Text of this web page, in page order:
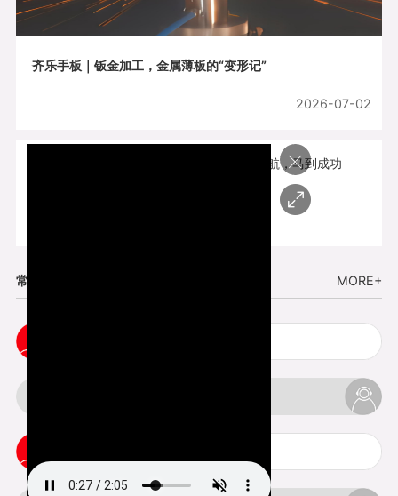
齐乐手板｜钣金加工，金属薄板的“变形记”
2026-07-02
开工大吉 | 新程启航，马到成功
常见问题 MORE+
×